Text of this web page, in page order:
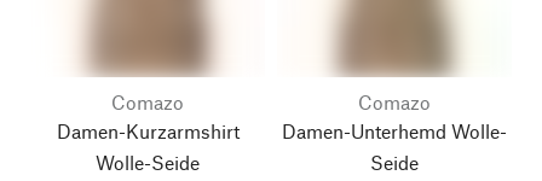
Comazo
Damen-Kurzarmshirt
Wolle-Seide
Comazo
Damen-Unterhemd Wolle-
Seide